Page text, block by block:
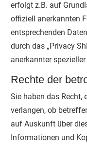
erfolgt z.B. auf
offiziell anerkannten
entsprechenden
durch das „Privacy
anerkannter
Rechte der
Sie haben das Recht,
verlangen, ob
auf Auskunft über
Informationen und